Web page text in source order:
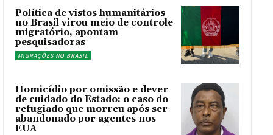
Política de vistos humanitários
no Brasil virou meio de controle
migratório, apontam
pesquisadoras
MIGRAÇÕES NO BRASIL
Homicídio por omissão e dever
de cuidado do Estado: o caso do
refugiado que morreu após ser
abandonado por agentes nos
EUA